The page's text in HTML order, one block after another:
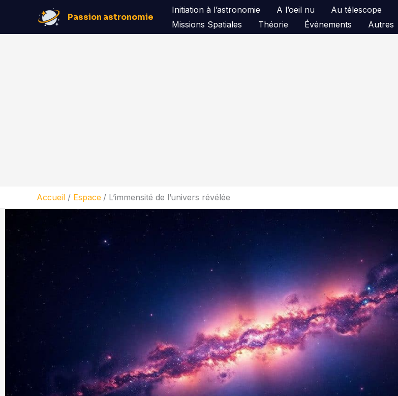
contenu
Passion astronomie
Initiation à l’astronomie A l’oeil nu Au télescope
Missions Spatiales
Théorie Événements Autres
Accueil Espace L’immensité de l’univers révélée